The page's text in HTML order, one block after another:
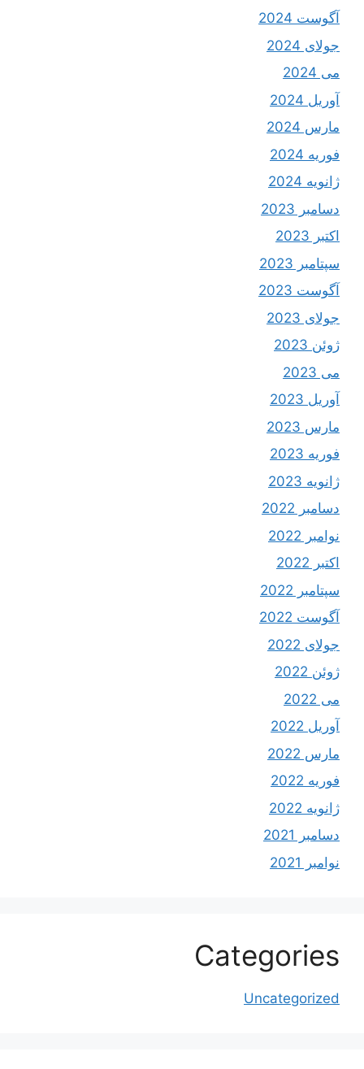
آگوست 2024
جولای 2024
می 2024
آوریل 2024
مارس 2024
فوریه 2024
ژانویه 2024
دسامبر 2023
اکتبر 2023
سپتامبر 2023
آگوست 2023
جولای 2023
ژوئن 2023
می 2023
آوریل 2023
مارس 2023
فوریه 2023
ژانویه 2023
دسامبر 2022
نوامبر 2022
اکتبر 2022
سپتامبر 2022
آگوست 2022
جولای 2022
ژوئن 2022
می 2022
آوریل 2022
مارس 2022
فوریه 2022
ژانویه 2022
دسامبر 2021
نوامبر 2021
Categories
Uncategorized